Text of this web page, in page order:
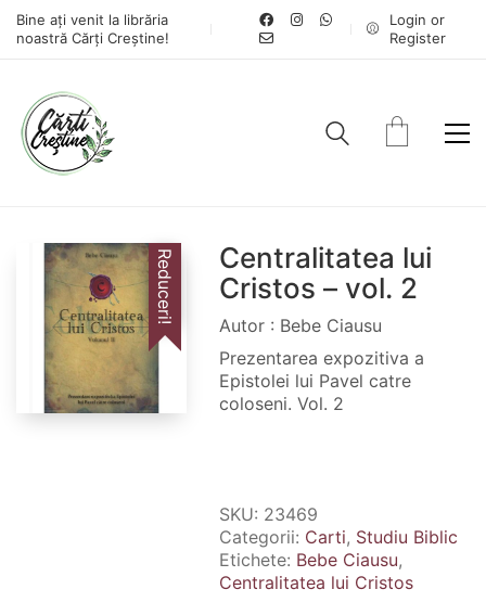
Bine ați venit la librăria
noastră Cărți Creștine!
Login or
Register
Reduceri!
Centralitatea lui
Cristos – vol. 2
Autor : Bebe Ciausu
Prezentarea expozitiva a
Epistolei lui Pavel catre
coloseni. Vol. 2
SKU: 23469
Categorii: Carti, Studiu Biblic
Etichete: Bebe Ciausu,
Centralitatea lui Cristos